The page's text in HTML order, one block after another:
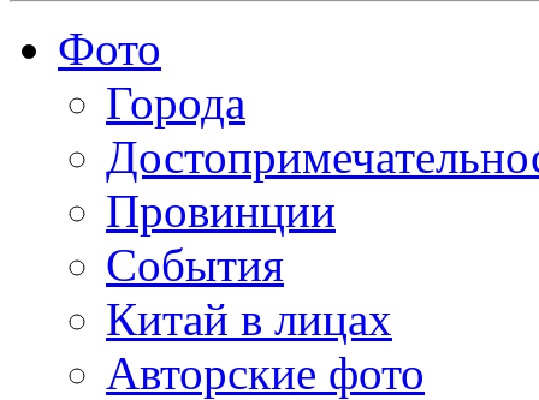
Фото
Города
Провинции
События
Китай в лицах
Авторские фото